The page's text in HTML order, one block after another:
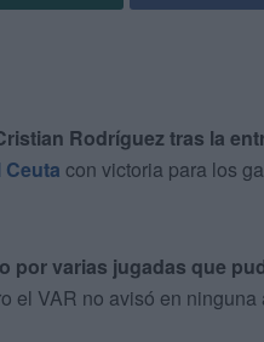
Rodríguez tras la
con victoria para los
por varias jugadas que
el VAR no avisó en